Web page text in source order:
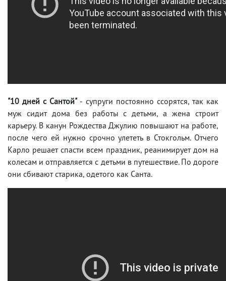
"10 дней с Сантой"- супруги постоянно ссорятся, так как
муж сидит дома без работы с детьми, а жена строит
карьеру. В канун Рождества Джулию повышают на работе,
после чего ей нужно срочно улететь в Стокгольм. Отчего
Карло решает спасти всем праздник, реанимирует дом на
колесам и отправляется с детьми в путешествие. По дороге
они сбивают старика, одетого как Санта.